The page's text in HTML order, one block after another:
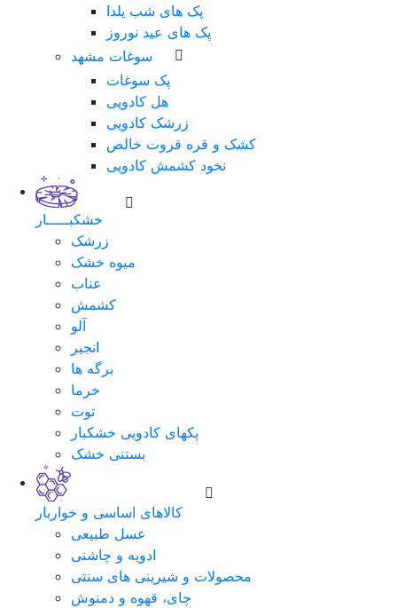
پک های شب یلدا
پک های عید نوروز
سوغات مشهد
پک سوغات
هل کادویی
زرشک کادویی
کشک و قره قروت خالص
نخود کشمش کادویی
خشکبـــــار
زرشک
میوه خشک
عناب
کشمش
آلو
انجیر
برگه ها
خرما
توت
پکهای کادویی خشکبار
بستنی خشک
کالاهای اساسی و خواربار
عسل طبیعی
ادویه و چاشنی
محصولات و شیرینی های سنتی
چای، قهوه و دمنوش